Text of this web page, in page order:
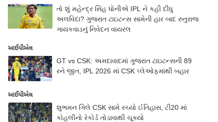
તો શું મહેન્દ્ર સિંહ ધોનીએ IPL ને કહી દીધુ
અલવિદા? ગુજરાત ટાઇટન્સ સામેની હાર બાદ રુતુરાજ
ગાયકવાડનું નિવેદન વાયરલ
આઈપીએલ
GT vs CSK: અમદાવાદમાં ગુજરાત ટાઇટન્સની 89
રને જીત, IPL 2026 માં CSK પ્લેઓફમાંથી બહાર
આઈપીએલ
શુભમન ગિલે CSK સામે રચ્યો ઈતિહાસ, ટી20 માં
કોહલીનો રેકોર્ડ તોડાવાથી ચૂક્યો